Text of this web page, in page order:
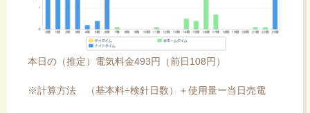
本日の（推定）電気料金493円（前日108円）
※計算方法 （基本料÷検針日数）＋使用量ー当日売電